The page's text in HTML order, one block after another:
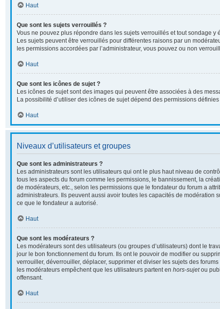
Haut
Que sont les sujets verrouillés ?
Vous ne pouvez plus répondre dans les sujets verrouillés et tout sondage y
Les sujets peuvent être verrouillés pour différentes raisons par un
les permissions accordées par l’administrateur, vous pouvez ou non
Haut
Que sont les icônes de sujet ?
Les icônes de sujet sont des images qui peuvent être associées à des
La possibilité d’utiliser des icônes de sujet dépend des permissions définies
Haut
Niveaux d’utilisateurs et groupes
Que sont les administrateurs ?
Les administrateurs sont les utilisateurs qui ont le plus haut niveau de
tous les aspects du forum comme les permissions, le bannissement, la
de modérateurs, etc., selon les permissions que le fondateur du forum a
administrateurs. Ils peuvent aussi avoir toutes les capacités de modération
ce que le fondateur a autorisé.
Haut
Que sont les modérateurs ?
Les modérateurs sont des utilisateurs (ou groupes d’utilisateurs) dont le
jour le bon fonctionnement du forum. Ils ont le pouvoir de modifier ou
verrouiller, déverrouiller, déplacer, supprimer et diviser les sujets des
les modérateurs empêchent que les utilisateurs partent en hors-sujetou
offensant.
Haut